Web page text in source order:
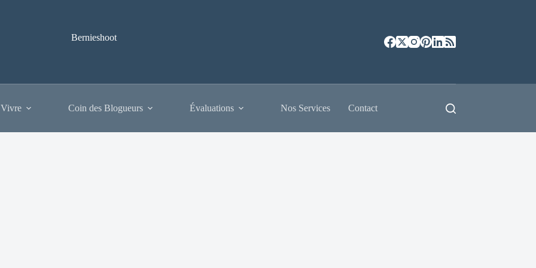
Bernieshoot
Coin des Blogueurs Évaluations Nos Services Contact